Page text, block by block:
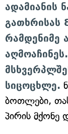
ადამიანის
გათხრისას
რამდენიმე
სიცოცხლე.
ბოთლები,
პირის მქონე